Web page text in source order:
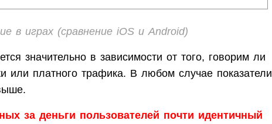
в играх (сравнение iOS и Android)
значительно в зависимости от того, говорим ли
или платного трафика. В любом случае показатели
за деньги пользователей почти идентичный